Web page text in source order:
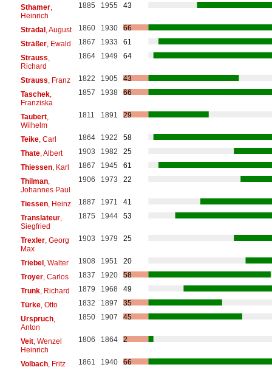
Sthamer,
Heinrich
1885 1955 43
Stradal, August 1860 1930
66
Sträßer, Ewald 1867 1933
61
Strauss
Richard
1864 1949 64
Strauss , Franz 1822 1905
43
Taschek,
Franziska
1857 1938 66
Taubert,
Wilhelm
1811 1891 29
Teike, Carl 1864 1922
58
Thate, Albert 1903 1982
25
Thiessen, Karl 1867 1945
61
Thilman,
Johannes Paul
1906 1973 22
Tiessen, Heinz 1887 1971
41
Translateur,
Siegfried
1875 1944 53
Trexler, Georg
Max
1903 1979 25
Triebel, Walter 1908 1951
20
Troyer, Carlos 1837 1920
58
Trunk, Richard 1879 1968
49
Türke, Otto 1832 1897
35
Urspruch,
Anton
1850 1907 45
Veit, Wenzel
Heinrich
1806 1864 2
Volbach, Fritz 1861 1940 66